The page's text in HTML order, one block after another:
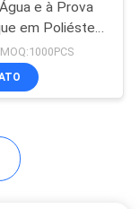
e à Prova
em Poliéster
Material
com Bolso